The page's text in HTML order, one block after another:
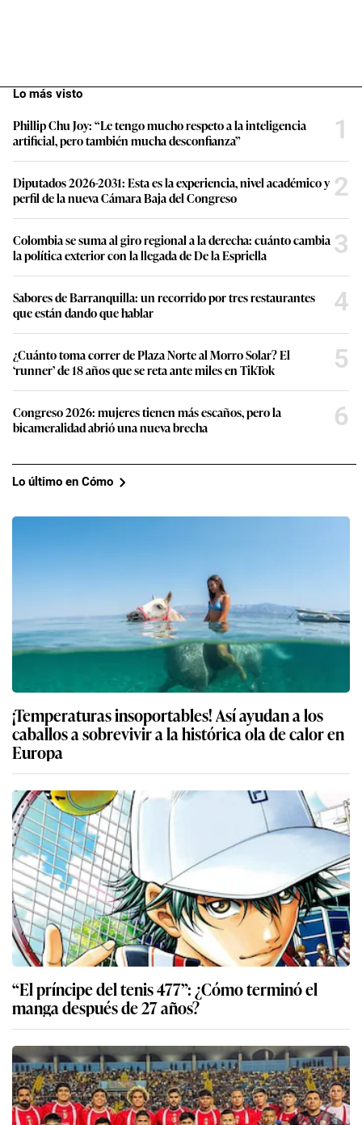
Lo más visto
Phillip Chu Joy: “Le tengo mucho respeto a la inteligencia
artificial, pero también mucha desconfianza”
1
Diputados 2026-2031: Esta es la experiencia, nivel académico y
perfil de la nueva Cámara Baja del Congreso
2
Colombia se suma al giro regional a la derecha: cuánto cambia
la política exterior con la llegada de De la Espriella
3
Sabores de Barranquilla: un recorrido por tres restaurantes
que están dando que hablar
4
¿Cuánto toma correr de Plaza Norte al Morro Solar? El
‘runner’ de 18 años que se reta ante miles en TikTok
5
Congreso 2026: mujeres tienen más escaños, pero la
bicameralidad abrió una nueva brecha
6
Lo último en Cómo
¡Temperaturas insoportables! Así ayudan a los
caballos a sobrevivir a la histórica ola de calor en
Europa
“El príncipe del tenis 477”: ¿Cómo terminó el
manga después de 27 años?